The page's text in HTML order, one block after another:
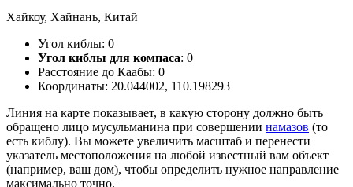
Хайкоу, Хайнань, Китай
Угол киблы: 0
Угол киблы для компаса: 0
Расстояние до Каабы: 0
Координаты: 20.044002, 110.198293
Линия на карте показывает, в какую сторону должно быть
обращено лицо мусульманина при совершении намазов (то
есть киблу). Вы можете увеличить масштаб и перенести
указатель местоположения на любой известный вам объект
(например, ваш дом), чтобы определить нужное направление
максимально точно.